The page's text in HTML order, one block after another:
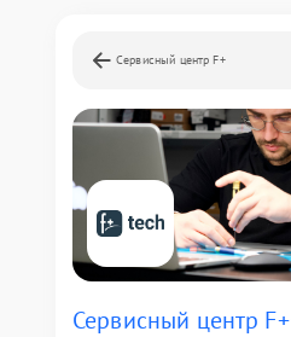
Сервисный центр F+
Сервисный центр F+